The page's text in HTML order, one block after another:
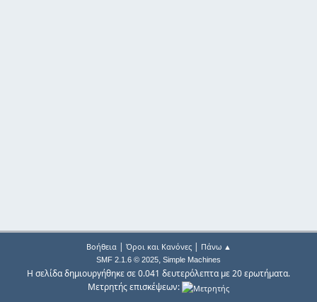
Βοήθεια| Όροι και Κανόνες| Πάνω ▲
SMF 2.1.6 © 2025, Simple Machines
Η σελίδα δημιουργήθηκε σε 0.041 δευτερόλεπτα με 20 ερωτήματα.
Μετρητής επισκέψεων: